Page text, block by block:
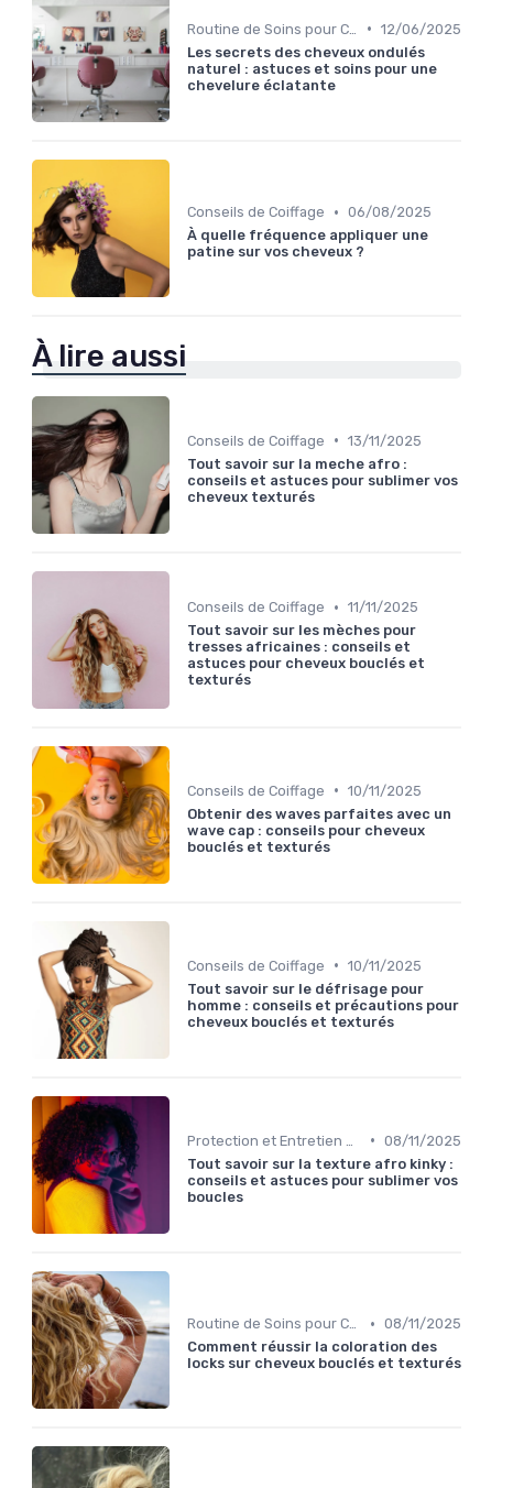
• 12/06/2025
Les secrets des cheveux ondulés
naturel : astuces et soins pour une
chevelure éclatante
Conseils de Coiffage • 06/08/2025
À quelle fréquence appliquer une
patine sur vos cheveux ?
À lire aussi
Conseils de Coiffage • 13/11/2025
Tout savoir sur la meche afro :
conseils et astuces pour sublimer vos
cheveux texturés
Conseils de Coiffage • 11/11/2025
Tout savoir sur les mèches pour
tresses africaines : conseils et
astuces pour cheveux bouclés et
texturés
Conseils de Coiffage • 10/11/2025
Obtenir des waves parfaites avec un
wave cap : conseils pour cheveux
bouclés et texturés
Conseils de Coiffage • 10/11/2025
Tout savoir sur le défrisage pour
homme : conseils et précautions pour
cheveux bouclés et texturés
• 08/11/2025
Tout savoir sur la texture afro kinky :
conseils et astuces pour sublimer vos
boucles
Routine de Soins pour Cheveux Bouclés • 08/11/2025
Comment réussir la coloration des
locks sur cheveux bouclés et texturés